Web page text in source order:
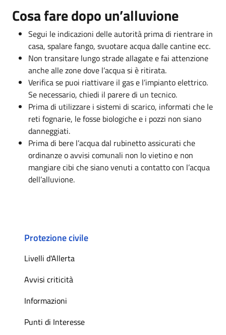
Cosa fare dopo un’alluvione
Segui le indicazioni delle autorità prima di rientrare in
casa, spalare fango, svuotare acqua dalle cantine ecc.
Non transitare lungo strade allagate e fai attenzione
anche alle zone dove l’acqua si è ritirata.
Verifica se puoi riattivare il gas e l’impianto elettrico.
Se necessario, chiedi il parere di un tecnico.
Prima di utilizzare i sistemi di scarico, informati che le
reti fognarie, le fosse biologiche e i pozzi non siano
danneggiati.
Prima di bere l’acqua dal rubinetto assicurati che
ordinanze o avvisi comunali non lo vietino e non
mangiare cibi che siano venuti a contatto con l’acqua
dell’alluvione.
Protezione civile
Livelli d'Allerta
Avvisi criticità
Informazioni
Punti di Interesse